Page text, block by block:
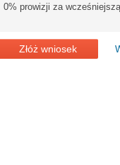
0% prowizji za
Złóż wniosek